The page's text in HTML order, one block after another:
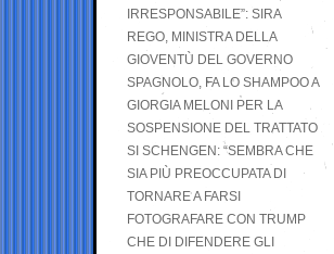
IRRESPONSABILE”: SIRA
REGO, MINISTRA DELLA
GIOVENTÙ DEL GOVERNO
SPAGNOLO, FA LO SHAMPOO A
GIORGIA MELONI PER LA
SOSPENSIONE DEL TRATTATO
SI SCHENGEN: “SEMBRA CHE
SIA PIÙ PREOCCUPATA DI
TORNARE A FARSI
FOTOGRAFARE CON TRUMP
CHE DI DIFENDERE GLI